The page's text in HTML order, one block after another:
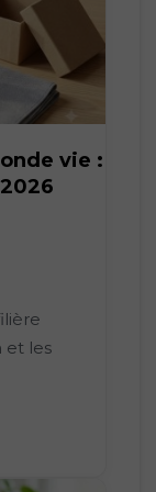
vie :
et les